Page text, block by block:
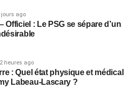
jours ago
Officiel : Le PSG se sépare d’un
heures ago
: Quel état physique et médical
Labeau-Lascary ?